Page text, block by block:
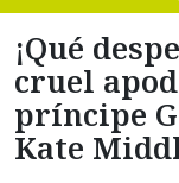
¡Qué
cruel
príncipe
Kate